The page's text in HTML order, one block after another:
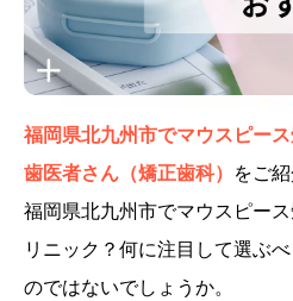
福岡県北九州市でマウスピー
歯医者さん（矯正歯科） をご紹
福岡県北九州市でマウスピー
リニック？何に注目して選ぶ
のではないでしょうか。